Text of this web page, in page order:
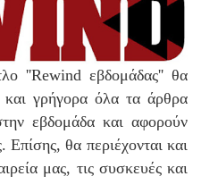
''Rewind εβδομάδας'' θα
και γρήγορα όλα τα άρθρα
εβδομάδα και αφορούν
Επίσης, θα περιέχονται και
μας, τις συσκευές και